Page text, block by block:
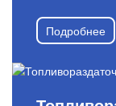
Подробнее